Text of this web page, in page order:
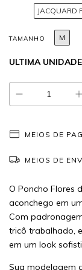
JACQUARD
TAMANHO M
ULTIMA
MEIOS DE
MEIOS DE
O Poncho Flores
aconchego em
Com
tricô trabalhado,
em um look
Sua modelagem